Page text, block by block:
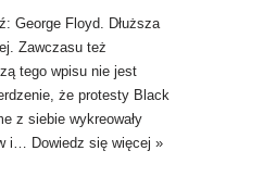
George Floyd. Dłuższa
Zawczasu też
tego wpisu nie jest
że protesty Black
z siebie wykreowały
i…
Dowiedz się więcej »